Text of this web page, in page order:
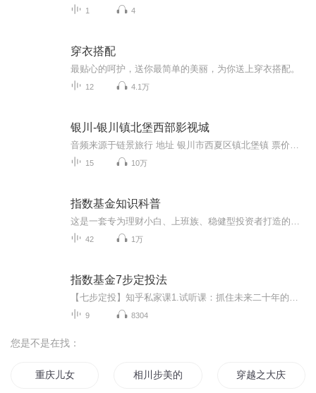
1 4
穿衣搭配
最贴心的呵护，送你最简单的美丽，为你送上穿衣搭配。
12 4.1万
银川-银川镇北堡西部影视城
15 10万
指数基金知识科普
42 1万
指数基金7步定投法
9 8304
您是不是在找：
重庆儿女 相川步美的旅途 穿越之大庆帝国